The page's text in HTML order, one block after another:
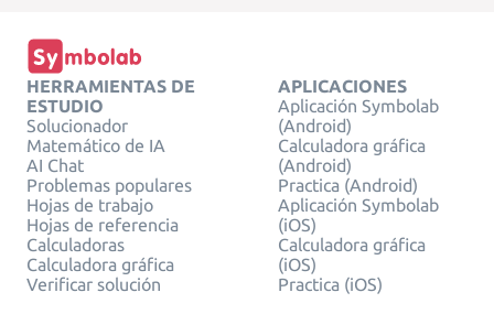
HERRAMIENTAS DE
ESTUDIO
Solucionador
Matemático de IA
AI Chat
Problemas populares
Hojas de trabajo
Hojas de referencia
Calculadoras
Calculadora gráfica
Verificar solución
APLICACIONES
Aplicación Symbolab
(Android)
Calculadora gráfica
(Android)
Practica (Android)
Aplicación Symbolab
(iOS)
Calculadora gráfica
(iOS)
Practica (iOS)